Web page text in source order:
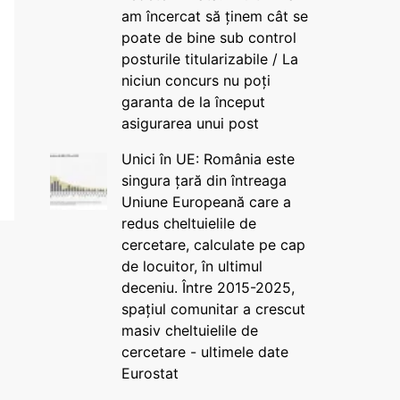
am încercat să ținem cât se
poate de bine sub control
posturile titularizabile / La
niciun concurs nu poți
garanta de la început
asigurarea unui post
Unici în UE: România este
singura țară din întreaga
Uniune Europeană care a
redus cheltuielile de
cercetare, calculate pe cap
de locuitor, în ultimul
deceniu. Între 2015-2025,
spațiul comunitar a crescut
masiv cheltuielile de
cercetare - ultimele date
Eurostat